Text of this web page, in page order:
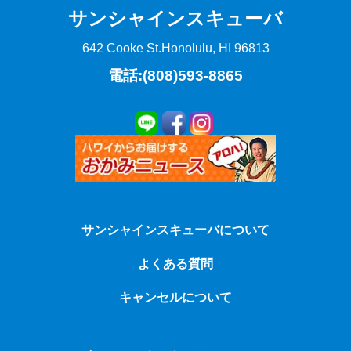
サンシャインスキューバ
642 Cooke St.Honolulu, HI 96813
電話:(808)593-8865
サンシャインスキューバについて
よくある質問
キャンセルについて